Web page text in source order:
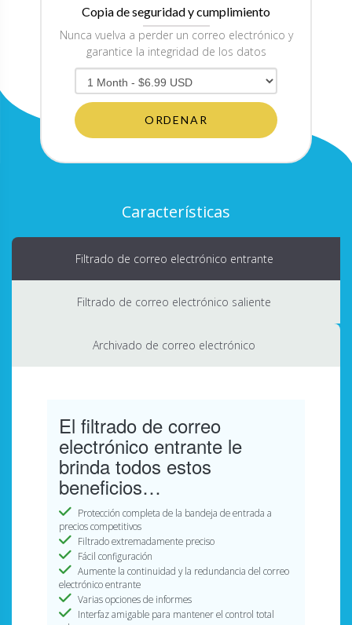
Copia de seguridad y cumplimiento
Nunca vuelva a perder un correo electrónico y
garantice la integridad de los datos
ORDENAR
Características
Filtrado de correo electrónico entrante
Filtrado de correo electrónico saliente
Archivado de correo electrónico
El filtrado de correo
electrónico entrante le
brinda todos estos
beneficios…
Protección completa de la bandeja de entrada a
precios competitivos
Filtrado extremadamente preciso
Fácil configuración
Aumente la continuidad y la redundancia del correo
electrónico entrante
Varias opciones de informes
Interfaz amigable para mantener el control total